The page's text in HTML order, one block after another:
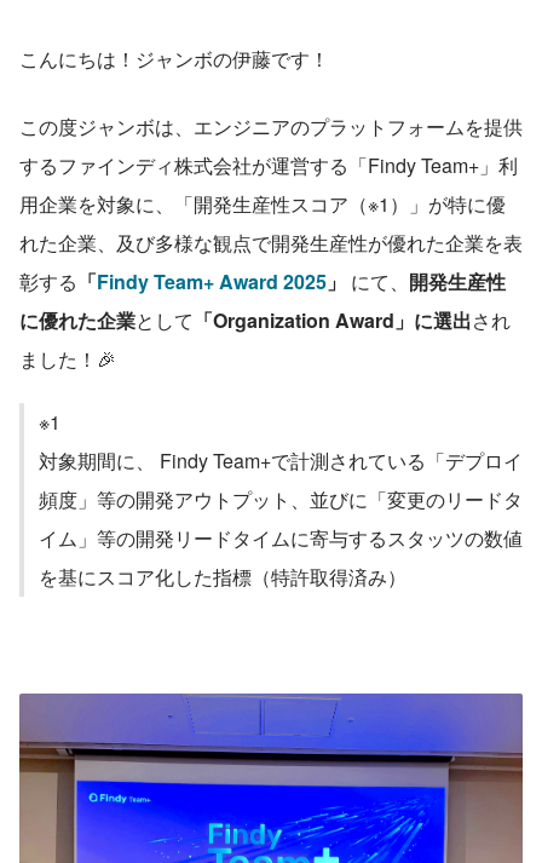
こんにちは！ジャンボの伊藤です！
この度ジャンボは、エンジニアのプラットフォームを提供
するファインディ株式会社が運営する「Findy Team+」利
用企業を対象に、「開発生産性スコア（※1）」が特に優
れた企業、及び多様な観点で開発生産性が優れた企業を表
彰する 「Findy Team+ Award 2025 」 にて、 開発生産性
に優れた企業として 「Organization Award」に選出され
ました！🎉
※1
対象期間に、 Findy Team+で計測されている「デプロイ
頻度」等の開発アウトプット、並びに「変更のリードタ
イム」等の開発リードタイムに寄与するスタッツの数値
を基にスコア化した指標（特許取得済み）